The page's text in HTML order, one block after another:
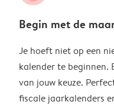
Begin met de
Je hoeft niet op een
kalender te beginnen.
van jouw keuze.
fiscale jaarkalenders